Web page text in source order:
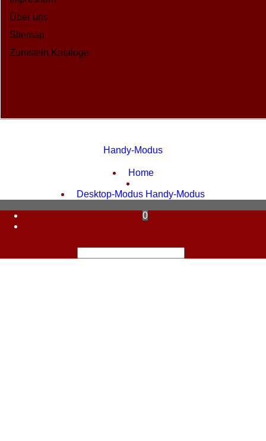
Über uns
Sitemap
Zumstein Kataloge
Handy-Modus
Home
Desktop-Modus Handy-Modus
0